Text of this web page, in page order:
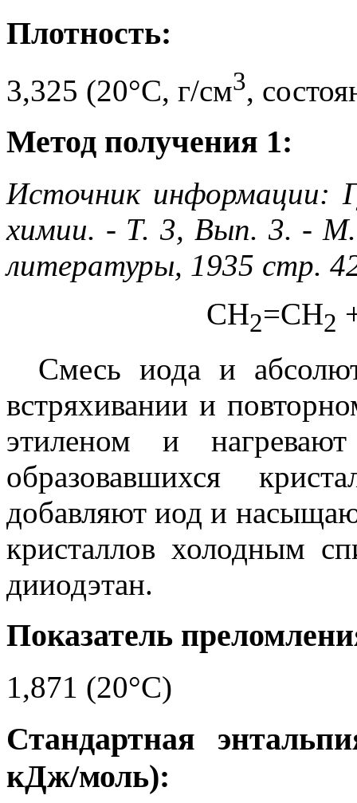
Плотность:
3,325 (20°C, г/см3,
Метод получения 1:
Источник информации:
химии. - Т. 3, Вып. 3. - М.:
литературы, 1935 стр.
CH2=CH2
Смесь иода и
встряхивании и
этиленом и
образовавшихся
добавляют иод и
кристаллов холодным
дииодэтан.
Показатель
1,871 (20°C)
Стандартная
кДж/моль):